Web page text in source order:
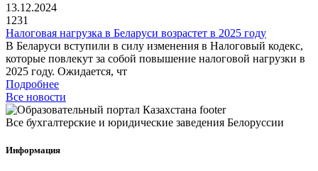
13.12.2024
1231
Налоговая нагрузка в Беларуси возрастет в 2025 году
В Беларуси вступили в силу изменения в Налоговый кодекс,
которые повлекут за собой повышение налоговой нагрузки в
2025 году. Ожидается, чт
Подробнее
Все новости
Все бухгалтерские и юридические заведения Белоруссии
Информация